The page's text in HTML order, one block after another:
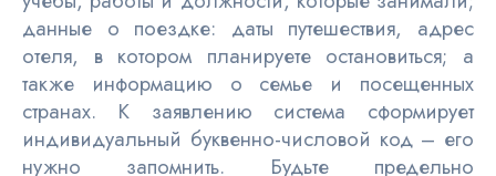
данные о поездке: даты путешествия, адрес
отеля, в котором планируете остановиться; а
также информацию о семье и посещенных
странах. К заявлению система сформирует
индивидуальный буквенно-числовой код – его
нужно запомнить. Будьте предельно